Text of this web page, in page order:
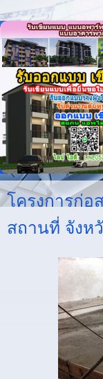
โครงการก่อ
สถานที่ จังห